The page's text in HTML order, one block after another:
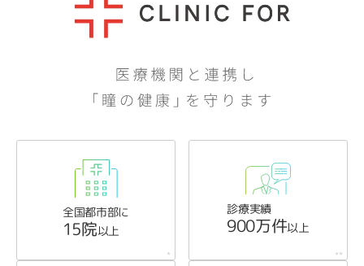
全国都市部に
15院以上
*
診療実績
900万件以上
**